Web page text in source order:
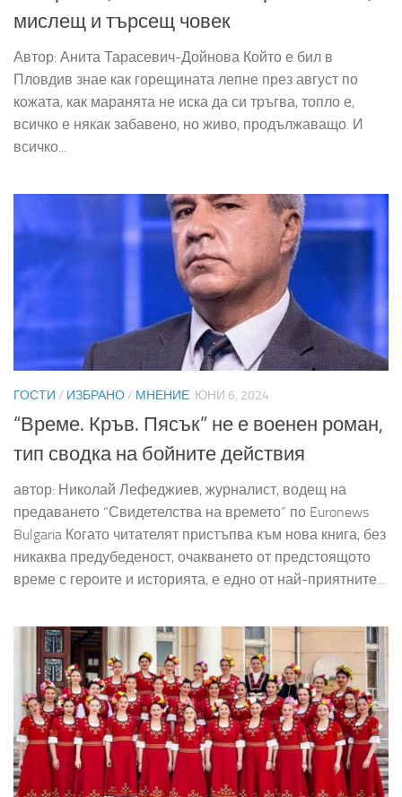
мислещ и търсещ човек
Автор: Анита Тарасевич-Дойнова Който е бил в
Пловдив знае как горещината лепне през август по
кожата, как маранята не иска да си тръгва, топло е,
всичко е някак забавено, но живо, продължаващо. И
всичко...
ГОСТИ / ИЗБРАНО/ МНЕНИЕ ЮНИ 6, 2024
“Време. Кръв. Пясък” не е военен роман,
тип сводка на бойните действия
автор: Николай Лефеджиев, журналист, водещ на
предаването “Свидетелства на времето” по Euronews
Bulgaria Когато читателят пристъпва към нова книга, без
никаква предубеденост, очакването от предстоящото
време с героите и историята, е едно от най-приятните...